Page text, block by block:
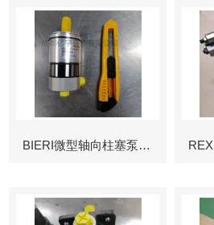
BIERI微型轴向柱塞泵AKP